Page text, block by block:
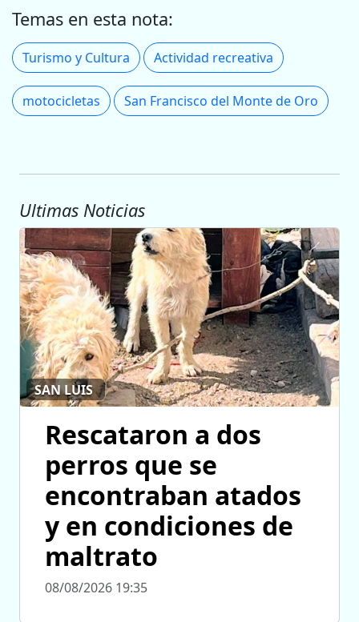
Temas en esta nota:
Turismo y Cultura Actividad recreativa
motocicletas San Francisco del Monte de Oro
Ultimas Noticias
SAN LUIS
Rescataron a dos
perros que se
encontraban atados
y en condiciones de
maltrato
08/08/2026 19:35